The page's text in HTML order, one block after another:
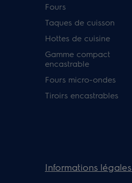
Fours
Taques de cuisson
Hottes de cuisine
Gamme compact
encastrable
Fours micro-ondes
Tiroirs encastrables
Informations légales